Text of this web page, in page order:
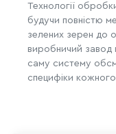
Технології
будучи повністю
зелених зерен до
виробничий
саму систему
специфіки